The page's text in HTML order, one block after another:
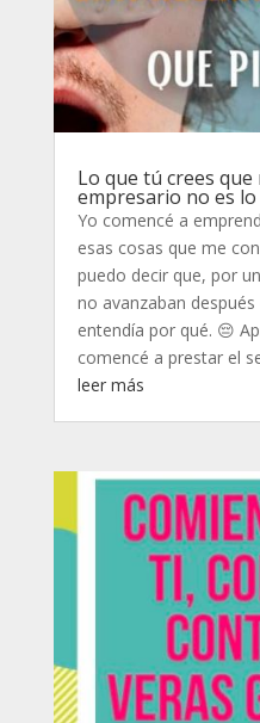
Lo que tú crees
empresario no es
Yo comencé a
esas cosas que me
puedo decir que, por
no avanzaban
entendía por qué. 😔
comencé a prestar el
leer más